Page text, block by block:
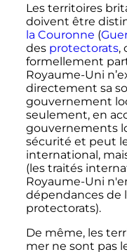
Les territoires
doivent être
la Couronne (
des protectorats,
formellement
Royaume-Uni
directement sa
gouvernement
seulement, en
gouvernements
sécurité et peut
international,
(les traités
Royaume-Uni
dépendances de
protectorats).
De même, les
mer ne sont pas